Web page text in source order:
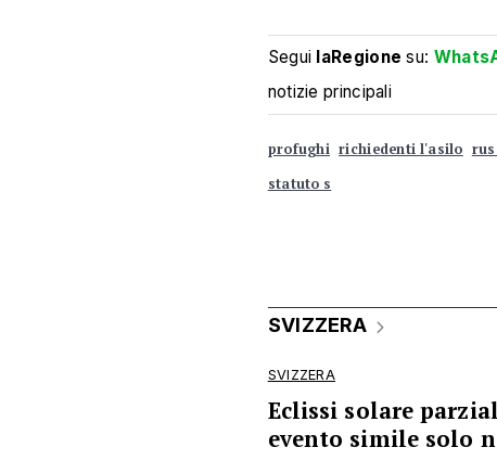
Segui laRegione su:
notizie principali
profughi richiedenti l'asilo
statuto s
SVIZZERA
SVIZZERA
Eclissi solare
evento simile solo